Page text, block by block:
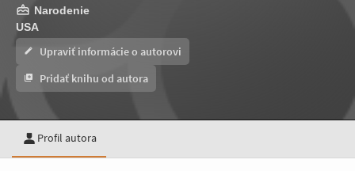
Narodenie
USA
Upraviť informácie o autorovi
Pridať knihu od autora
Profil autora